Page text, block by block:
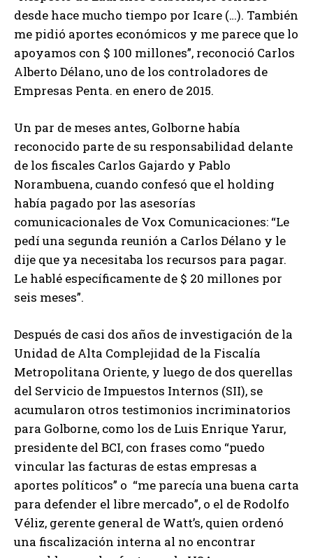
desde hace mucho tiempo por Icare (…). También
me pidió aportes económicos y me parece que lo
apoyamos con $ 100 millones”, reconoció Carlos
Alberto Délano, uno de los controladores de
Empresas Penta. en enero de 2015.
Un par de meses antes, Golborne había
reconocido parte de su responsabilidad delante
de los fiscales Carlos Gajardo y Pablo
Norambuena, cuando confesó que el holding
había pagado por las asesorías
comunicacionales de Vox Comunicaciones: “Le
pedí una segunda reunión a Carlos Délano y le
dije que ya necesitaba los recursos para pagar.
Le hablé específicamente de $ 20 millones por
seis meses”.
Después de casi dos años de investigación de la
Unidad de Alta Complejidad de la Fiscalía
Metropolitana Oriente, y luego de dos querellas
del Servicio de Impuestos Internos (SII), se
acumularon otros testimonios incriminatorios
para Golborne, como los de Luis Enrique Yarur,
presidente del BCI, con frases como “puedo
vincular las facturas de estas empresas a
aportes políticos” o “me parecía una buena carta
para defender el libre mercado”, o el de Rodolfo
Véliz, gerente general de Watt’s, quien ordenó
una fiscalización interna al no encontrar